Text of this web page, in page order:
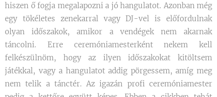
hiszen ő fogja megalapozni a jó hangulatot. Azonban még
egy tökéletes zenekarral vagy DJ-vel is előfordulnak
olyan időszakok, amikor a vendégek nem akarnak
táncolni. Erre ceremóniamesterként nekem kell
felkészülnöm, hogy az ilyen időszakokat kitöltsem
játékkal, vagy a hangulatot addig pörgessem, amíg meg
nem telik a tánctér. Az igazán profi ceremóniamester